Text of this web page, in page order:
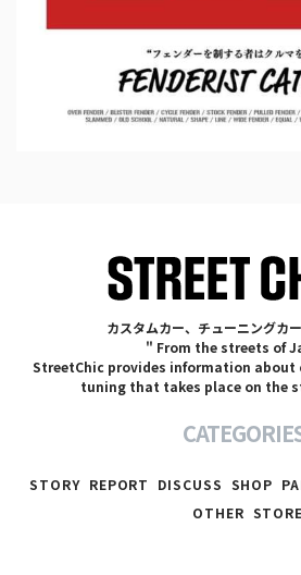
カスタムカー、チューニングカ
" From the streets of
StreetChic provides information
tuning that takes place on the
STORY REPORT DISCUSS SHOP
OTHER STORE